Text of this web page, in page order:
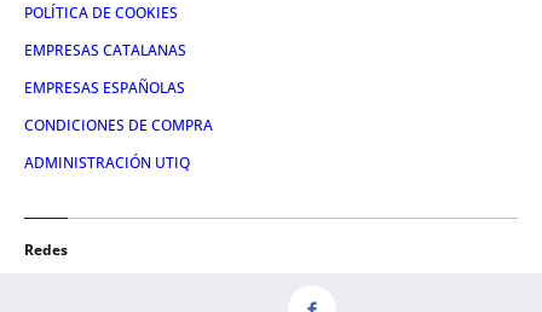
POLÍTICA DE COOKIES
EMPRESAS CATALANAS
EMPRESAS ESPAÑOLAS
CONDICIONES DE COMPRA
ADMINISTRACIÓN UTIQ
Redes